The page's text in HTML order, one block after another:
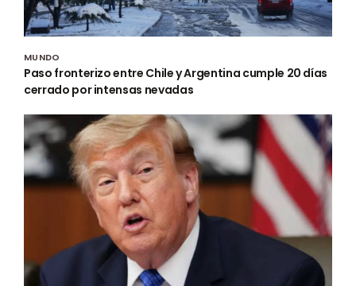
MUNDO
Paso fronterizo entre Chile y Argentina cumple 20 días
cerrado por intensas nevadas